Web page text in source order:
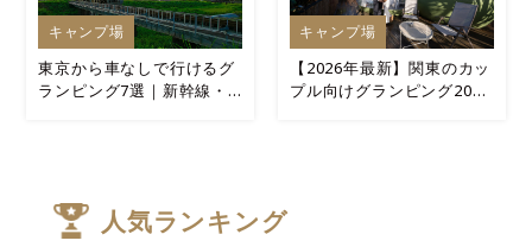
キャンプ場
東京から車なしで行けるグ
ランピング7選｜新幹線・
キャンプ場
【2026年最新】関東のカッ
プル向けグランピング20選
人気ランキング